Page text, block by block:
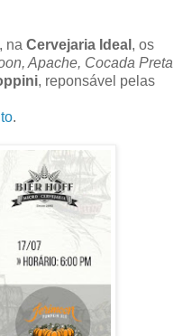
na Cervejaria Ideal , os
Apache, Cocada Preta
, reponsável pelas
.